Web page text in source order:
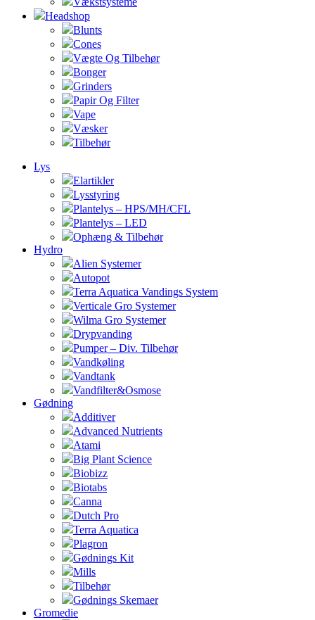
Headshop
Blunts
Cones
Vægte Og Tilbehør
Bonger
Grinders
Papir Og Filter
Vape
Væsker
Tilbehør
Lys
Elartikler
Lysstyring
Plantelys – HPS/MH/CFL
Plantelys – LED
Ophæng & Tilbehør
Hydro
Alien Systemer
Autopot
Terra Aquatica Vandings System
Verticale Gro Systemer
Wilma Gro Systemer
Drypvanding
Pumper – Div. Tilbehør
Vandkøling
Vandtank
Vandfilter&Osmose
Gødning
Additiver
Advanced Nutrients
Atami
Big Plant Science
Biobizz
Biotabs
Canna
Dutch Pro
Terra Aquatica
Plagron
Gødnings Kit
Mills
Tilbehør
Gødnings Skemaer
Gromedie